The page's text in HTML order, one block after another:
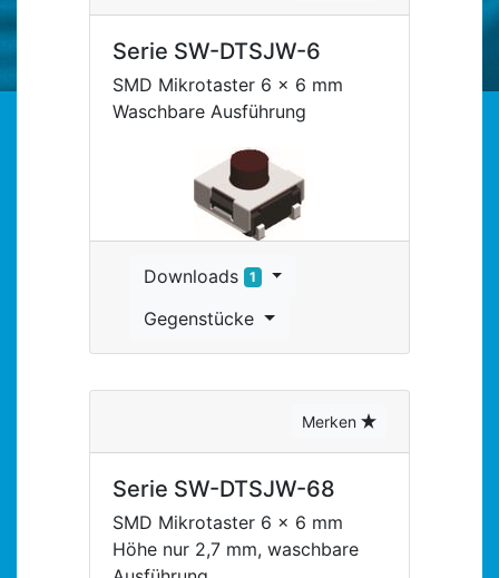
Serie SW-DTSJW-6
SMD Mikrotaster 6 x 6 mm
Waschbare Ausführung
Downloads 1
Gegenstücke
Merken
Serie SW-DTSJW-68
SMD Mikrotaster 6 x 6 mm
Höhe nur 2,7 mm, waschbare